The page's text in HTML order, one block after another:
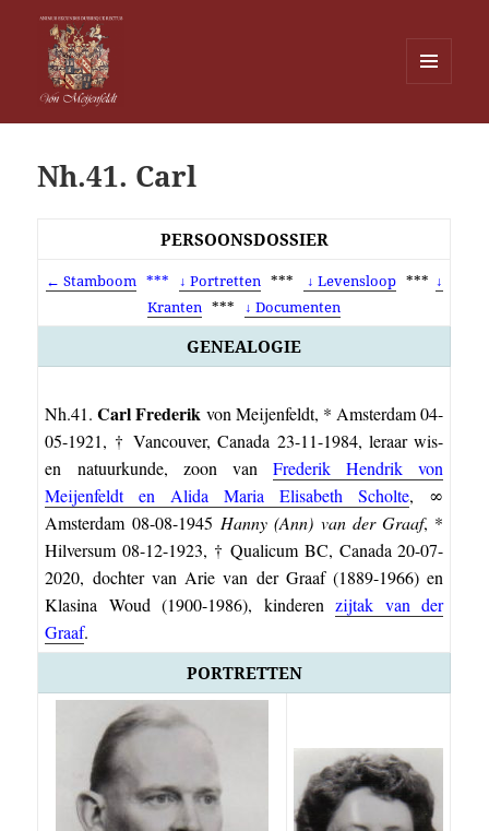
WIDGETS
Nh.41. Carl
PERSOONSDOSSIER
← Stamboom*** ↓ Portretten*** ↓ Levensloop*** ↓
Kranten *** ↓ Documenten
GENEALOGIE
Nh.41.Carl Frederikvon Meijenfeldt, * Amsterdam 04-
05-1921, † Vancouver, Canada 23-11-1984, leraar wis-
en natuurkunde, zoon vanFrederik Hendrik von
Meijenfeldt en Alida Maria Elisabeth Scholte, ∞
Amsterdam 08-08-1945Hanny (Ann) van der Graaf, *
Hilversum 08-12-1923, † Qualicum BC, Canada 20-07-
2020, dochter van Arie van der Graaf (1889-1966) en
Klasina Woud (1900-1986), kinderenzijtak van der
Graaf.
PORTRETTEN